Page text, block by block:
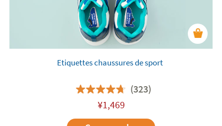
Etiquettes chaussures de sport
(323)
¥1,469